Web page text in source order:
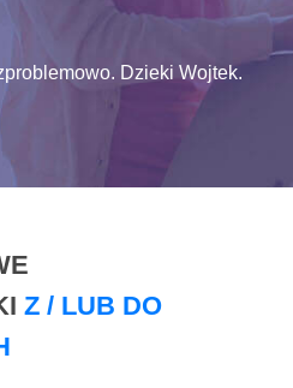
Dzieki Wojtek.
Z / LUB DO